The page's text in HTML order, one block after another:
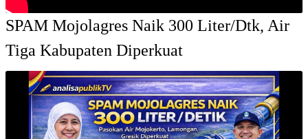
SPAM Mojolagres Naik 300 Liter/Dtk, Air
Tiga Kabupaten Diperkuat